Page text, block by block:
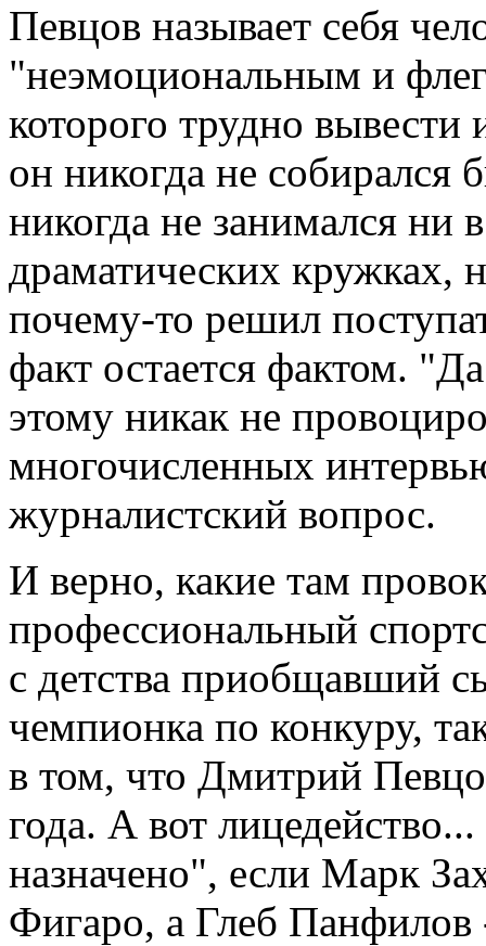
Певцов называет себя
"неэмоциональным и
которого трудно вывести
он никогда не собирался
никогда не занимался ни
драматических кружках,
почему-то решил
факт остается фактом.
этому никак не
многочисленных
журналистский вопрос.
И верно, какие там
профессиональный
с детства приобщавший
чемпионка по конкуру,
в том, что Дмитрий
года. А вот
назначено", если Марк
Фигаро, а Глеб Панфилов